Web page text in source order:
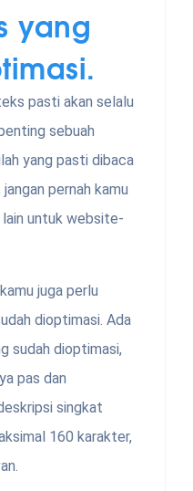
pasti akan selalu
sebuah
yang pasti dibaca
pernah kamu
untuk website-
juga perlu
dioptimasi. Ada
sudah dioptimasi,
pas dan
singkat
160 karakter,